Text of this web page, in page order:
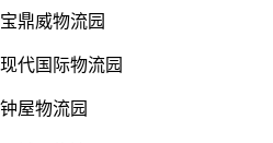
宝鼎威物流园
现代国际物流园
钟屋物流园